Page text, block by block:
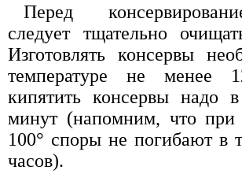
Перед
следует тщательно
Изготовлять консервы
температуре не менее
кипятить консервы надо
минут (напомним, что при
100° споры не погибают в
часов).